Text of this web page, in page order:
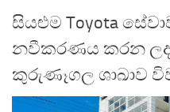
සියළුම Toyota
නවීකරණය කරන ලද
කුරුණෑගල ශාඛාව